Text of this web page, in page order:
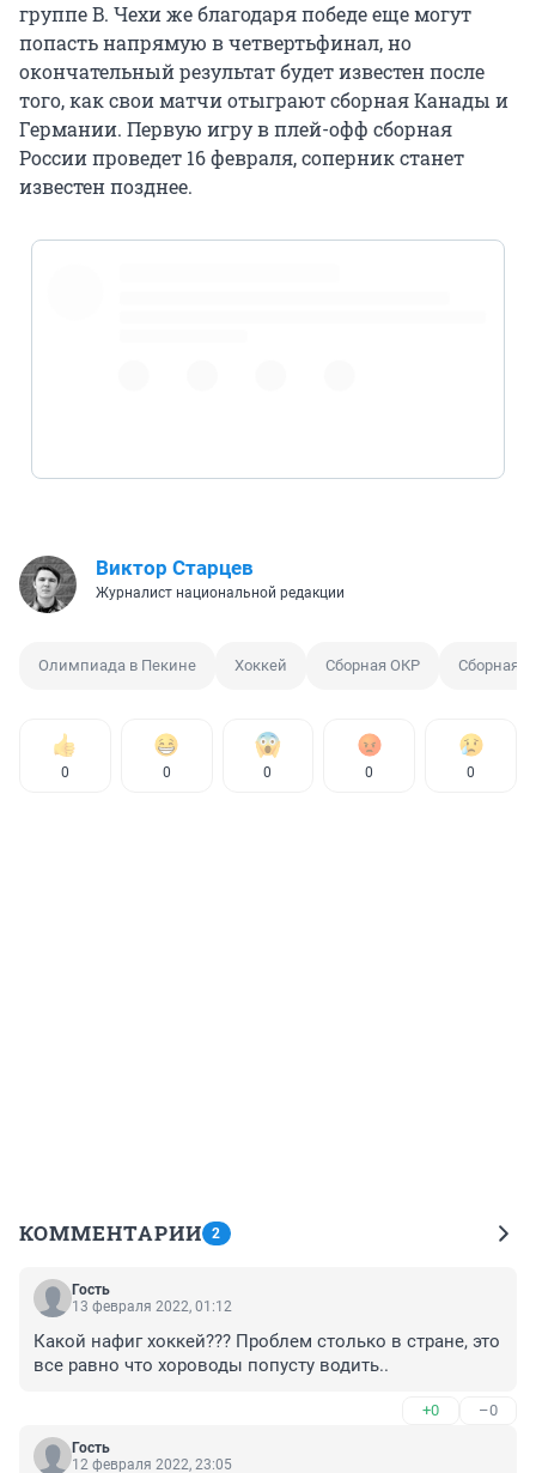
группе B. Чехи же благодаря победе еще могут
попасть напрямую в четвертьфинал, но
окончательный результат будет известен после
того, как свои матчи отыграют сборная Канады и
Германии. Первую игру в плей-офф сборная
России проведет 16 февраля, соперник станет
известен позднее.
Виктор Старцев
Журналист национальной редакции
Олимпиада в Пекине Хоккей Сборная ОКР Сборная
0 0 0 0 0
КОММЕНТАРИИ 2
Гость
13 февраля 2022, 01:12
Какой нафиг хоккей??? Проблем столько в стране, это
все равно что хороводы попусту водить..
+0 –0
Гость
12 февраля 2022, 23:05